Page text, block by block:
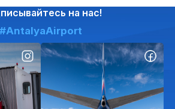
на нас!
#AntalyaAirport